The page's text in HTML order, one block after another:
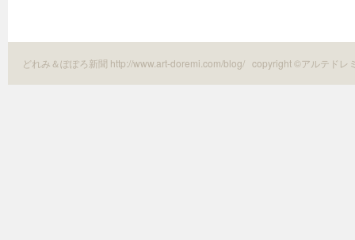
どれみ＆ぽぽろ新聞 http://www.art-doremi.com/blog/ copyright ©アルテドレ